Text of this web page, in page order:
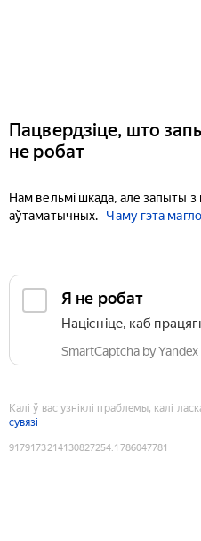
Пацвердзіце, што
не робат
Нам вельмі шкада, але запыты
аўтаматычных.
Чаму гэта
Я не робат
Націсніце, каб
SmartCaptcha by
Калі ў вас узніклі праблемы, калі
сувязі
9179173214130827254:1786047781